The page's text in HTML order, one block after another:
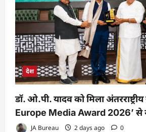
देश
डॉ. ओ.पी. यादव को मिला
Europe Media Award 2026’ से
JA Bureau 2 days ago 0